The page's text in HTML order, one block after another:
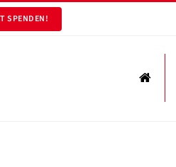
SPENDEN!